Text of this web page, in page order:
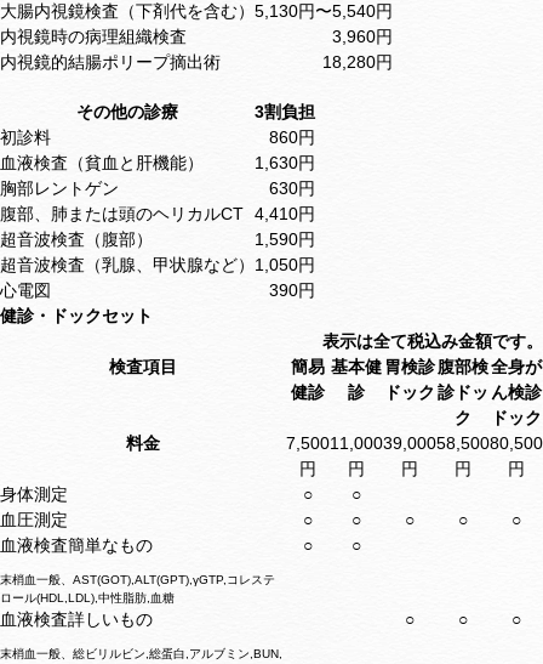
大腸内視鏡検査（下剤代を含む） 5,130円〜5,540円
内視鏡時の病理組織検査
3,960円
内視鏡的結腸ポリープ摘出術
18,280円
その他の診療
3割負担
初診料
860円
血液検査（貧血と肝機能）
1,630円
胸部レントゲン
630円
腹部、肺または頭のヘリカルCT 4,410円
超音波検査（腹部）
1,590円
超音波検査（乳腺、甲状腺など） 1,050円
心電図
390円
健診・ドックセット
表示は全て税込み金額です。
検査項目
簡易
健診
基本健
診
胃検診
ドック
腹部検
診ドッ
ク
全身が
ん検診
ドック
料金
7,500
円
11,000
円
39,000
円
58,500
円
80,500
円
身体測定
○
○
血圧測定
○ ○ ○ ○
○
血液検査簡単なもの
末梢血一般、AST(GOT),ALT(GPT),γGTP,コレステ
ロール(HDL,LDL),中性脂肪,血糖
○ ○
血液検査詳しいもの
末梢血一般、総ビリルビン,総蛋白,アルブミン,BUN,
○ ○ ○